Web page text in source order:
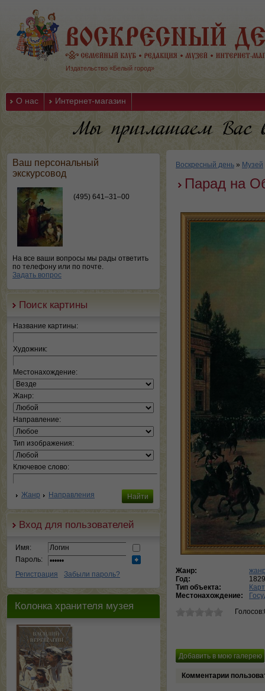
Издательство «Белый город»
О нас Интернет-магазин
Ваш персональный
экскурсовод
(495) 641–31–00
На все ваши вопросы мы рады ответить
по телефону или по почте.
Задать вопрос
Поиск картины
Название картины:
Художник:
Местонахождение:
Жанр:
Направление:
Тип изображения:
Ключевое слово:
Жанр Направления
Вход для пользователей
Имя:
Пароль:
Регистрация
Забыли пароль?
Колонка хранителя музея
Воскресный день » Музей
Парад на
Жанр:
Год:
1829
Тип объекта:
Местонахождение:
Комментарии